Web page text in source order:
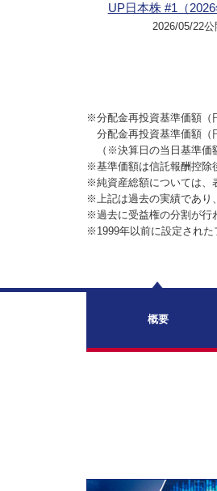
UP日本株 #1（2026
2026/05/22公
※分配金再投資基準価額（
分配金再投資基準価額（
（※決算日の当日基準価
※基準価額は信託報酬控除
※純資産総額については、
※上記は過去の実績であり
※過去に受益権の分割が行
※1999年以前に設定された
概要